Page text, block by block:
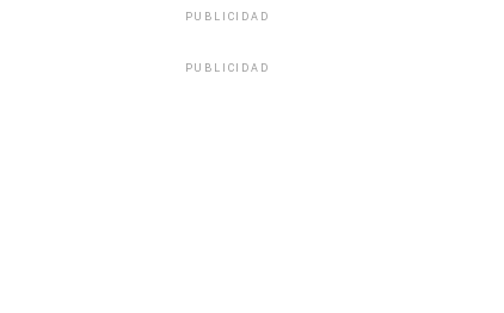
PUBLICIDAD
PUBLICIDAD